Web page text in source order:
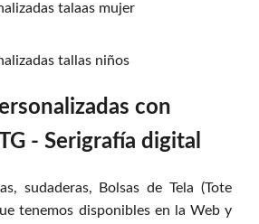
con
- Serigrafía digital
sudaderas, Bolsas de Tela (Tote
tenemos disponibles en la Web y